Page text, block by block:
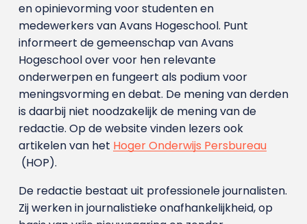
en opinievorming voor studenten en
medewerkers van Avans Hoge­school. Punt
informeert de gemeenschap van Avans
Hogeschool over voor hen relevante
onderwerpen en fungeert als podium voor
meningsvorming en debat. De mening van derden
is daarbij niet noodzakelijk de mening van de
redactie. Op de website vinden lezers ook
artikelen van het Hoger Onderwijs Persbureau
(HOP).
De redactie bestaat uit professionele journalisten.
Zij werken in journalistieke onafhankelijkheid, op